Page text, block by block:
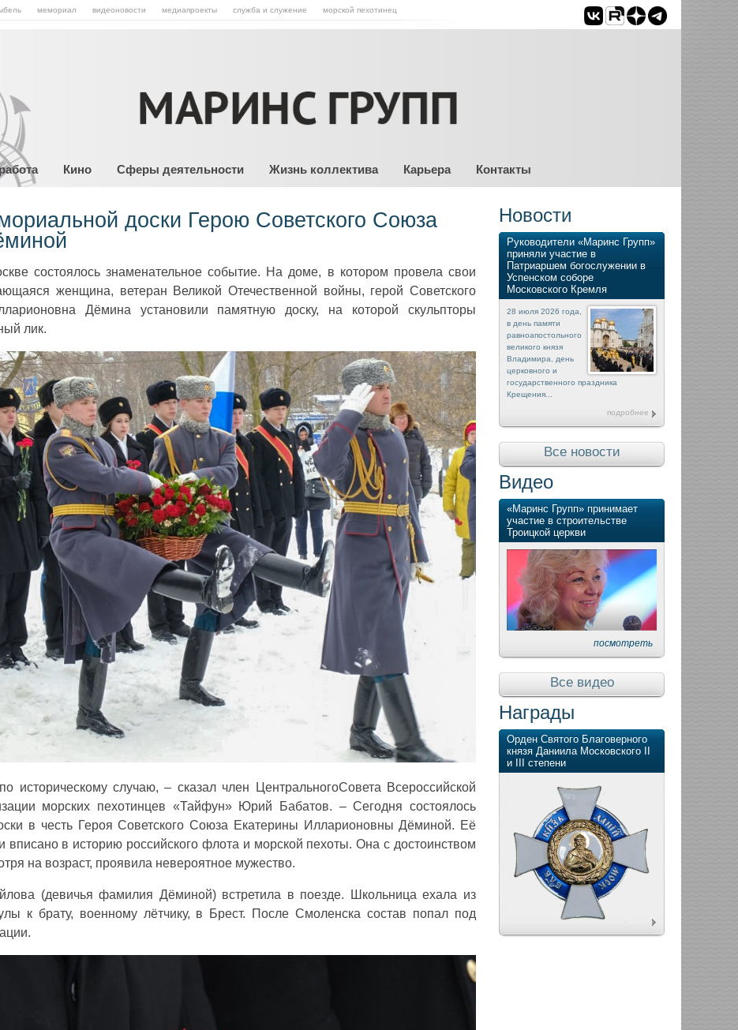
мемориал видеоновости медиапроекты служба и служение морской пехотинец
Кино Сферы деятельности Жизнь коллектива Карьера Контакты
доски Герою Советского Союза
состоялось знаменательное событие. На доме, в котором провела свои
женщина, ветеран Великой Отечественной войны, герой Советского
Дёмина установили памятную доску, на которой скульпторы
лик.
историческому случаю, – сказал член ЦентральногоСовета Всероссийской
морских пехотинцев «Тайфун» Юрий Бабатов. – Сегодня состоялось
в честь Героя Советского Союза Екатерины Илларионовны Дёминой. Её
вписано в историю российского флота и морской пехоты. Она с достоинством
на возраст, проявила невероятное мужество.
(девичья фамилия Дёминой) встретила в поезде. Школьница ехала из
к брату, военному лётчику, в Брест. После Смоленска состав попал под
Новости
Руководители «Маринс Групп»
приняли участие в
Патриаршем богослужении в
Успенском соборе
Московского Кремля
28 июля 2026 года,
в день памяти
равноапостольного
великого князя
Владимира, день
церковного и
государственного праздника
Крещения...
подробнее
Все новости
Видео
«Маринс Групп» принимает
участие в строительстве
Троицкой церкви
посмотреть
Все видео
Награды
Орден Святого Благоверного
князя Даниила Московского II
и III степени